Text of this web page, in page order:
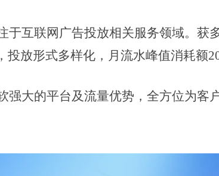
互联网广告投放相关服务领域。获
放形式多样化，月流水峰值消耗额
强大的平台及流量优势，全方位为客